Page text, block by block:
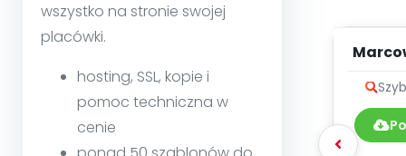
wszystko na stronie swojej
placówki.
hosting, SSL, kopie i
pomoc techniczna w
cenie